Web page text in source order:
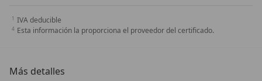
IVA deducible
Esta información la proporciona el proveedor del certificado.
Más detalles